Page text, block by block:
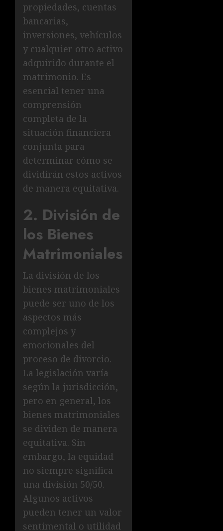
propiedades, cuentas
bancarias,
inversiones, vehículos
y cualquier otro activo
adquirido durante el
matrimonio. Es
esencial tener una
comprensión
completa de la
situación financiera
conjunta para
determinar cómo se
dividirán estos activos
de manera equitativa.
2. División de
los Bienes
Matrimoniales
La división de los
bienes matrimoniales
puede ser uno de los
aspectos más
complejos y
emocionales del
proceso de divorcio.
La legislación varía
según la jurisdicción,
pero en general, los
bienes matrimoniales
se dividen de manera
equitativa. Sin
embargo, la equidad
no siempre significa
una división 50/50.
Algunos activos
pueden tener un valor
sentimental o utilidad